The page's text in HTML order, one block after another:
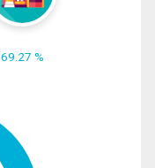
69.27 %